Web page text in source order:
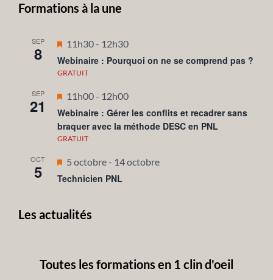
Formations à la une
SEP
8
Mis
en
avant
11h30- 12h30
Webinaire : Pourquoi on ne se comprend pas ?
GRATUIT
SEP
21
Mis
en
avant
11h00- 12h00
Webinaire : Gérer les conflits et recadrer sans
braquer avec la méthode DESC en PNL
GRATUIT
OCT
5
Mis
en
5 octobre- 14 octobre
Technicien PNL
Les actualités
Toutes les formations en 1 clin d'oeil